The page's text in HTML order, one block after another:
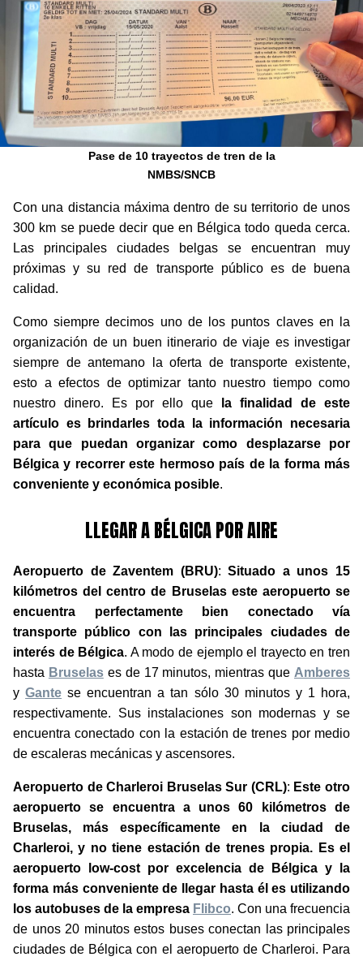
Pase de 10 trayectos de tren de la
NMBS/SNCB
Con una distancia máxima dentro de su territorio de unos
300 km se puede decir que en Bélgica todo queda cerca.
Las principales ciudades belgas se encuentran muy
próximas y su red de transporte público es de buena
calidad.
Como siempre decimos uno de los puntos claves en la
organización de un buen itinerario de viaje es investigar
siempre de antemano la oferta de transporte existente,
esto a efectos de optimizar tanto nuestro tiempo como
nuestro dinero. Es por ello que
la finalidad de este
artículo es brindarles toda la información necesaria
para que puedan organizar como desplazarse por
Bélgica y recorrer este hermoso país de la forma más
conveniente y económica posible.
LLEGAR A BÉLGICA POR AIRE
Aeropuerto de Zaventem (BRU):Situado a unos 15
kilómetros del centro de Bruselas este aeropuerto se
encuentra perfectamente bien conectado vía
transporte público con las principales ciudades de
interés de Bélgica. A modo de ejemplo el trayecto en tren
hasta Bruselases de 17 minutos, mientras que Amberes
yGante se encuentran a tan sólo 30 minutos y 1 hora,
respectivamente. Sus instalaciones son modernas y se
encuentra conectado con la estación de trenes por medio
de escaleras mecánicas y ascensores.
Aeropuerto de Charleroi Bruselas Sur (CRL): Este otro
aeropuerto se encuentra a unos 60 kilómetros de
Bruselas, más específicamente en la ciudad de
Charleroi, y no tiene estación de trenes propia. Es el
aeropuerto low-cost por excelencia de Bélgica y la
forma más conveniente de llegar hasta él es utilizando
los autobuses de la empresa Flibco. Con una frecuencia
de unos 20 minutos estos buses conectan las principales
ciudades de Bélgica con el aeropuerto de Charleroi. Para